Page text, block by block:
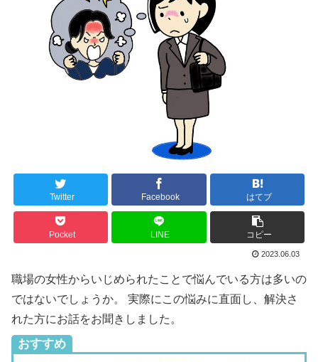
Twitter Facebook はてブ
Pocket LINE コピー
2023.06.03
職場の女性からいじめられたことで悩んでいる方は多いの
ではないでしょうか。 実際にこの悩みに直面し、解決さ
れた方にお話をお聞きしました。
おすすめ